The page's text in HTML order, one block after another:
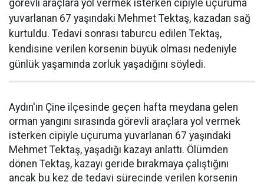
görevli araçlara yol vermek isterken cipiyle uçuruma
yuvarlanan 67 yaşındaki Mehmet Tektaş, kazadan sağ
kurtuldu. Tedavi sonrası taburcu edilen Tektaş,
kendisine verilen korsenin büyük olması nedeniyle
günlük yaşamında zorluk yaşadığını söyledi.
Aydın'ın Çine ilçesinde geçen hafta meydana gelen
orman yangını sırasında görevli araçlara yol vermek
isterken cipiyle uçuruma yuvarlanan 67 yaşındaki
Mehmet Tektaş, yaşadığı kazayı anlattı. Ölümden
dönen Tektaş, kazayı geride bırakmaya çalıştığını
ancak bu kez de tedavi sürecinde verilen korsenin